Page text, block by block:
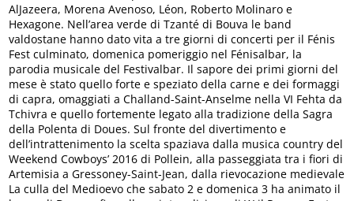
AlJazeera, Morena Avenoso, Léon, Roberto Molinaro e
Hexagone. Nell’area verde di Tzanté di Bouva le band
valdostane hanno dato vita a tre giorni di concerti per il Fénis
Fest culminato, domenica pomeriggio nel Fénisalbar, la
parodia musicale del Festivalbar. Il sapore dei primi giorni del
mese è stato quello forte e speziato della carne e dei formaggi
di capra, omaggiati a Challand-Saint-Anselme nella VI Fehta da
Tchivra e quello fortemente legato alla tradizione della Sagra
della Polenta di Doues. Sul fronte del divertimento e
dell’intrattenimento la scelta spaziava dalla musica country del
Weekend Cowboys’ 2016 di Pollein, alla passeggiata tra i fiori di
Artemisia a Gressoney-Saint-Jean, dalla rievocazione medievale
La culla del Medioevo che sabato 2 e domenica 3 ha animato il